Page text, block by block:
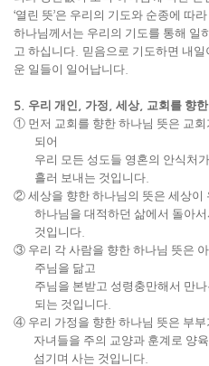
‘열린 뜻’은 우리의 기도와 순종에 따
하나님께서는 우리의 기도를 통해 일
고 하십니다 믿음으로 기도하면 내
운 일들이 일어납니다
5. 우리 개인 가정 세상, 교회를 향
① 먼저 교회를 향한 하나님 뜻은 교
되어
우리 모든 성도들 영혼의 안식처
흘러 보내는 것입니다.
② 세상을 향한 하나님의 뜻은 세상이
하나님을 대적하던 삶에서 돌아
것입니다.
③ 우리 각 사람을 향한 하나님 뜻은
주님을 닮고
주님을 본받고 성령충만해서 만
되는 것입니다.
④ 우리 가정을 향한 하나님 뜻은 부
자녀들을 주의 교양과 훈계로 양
섬기며 사는 것입니다